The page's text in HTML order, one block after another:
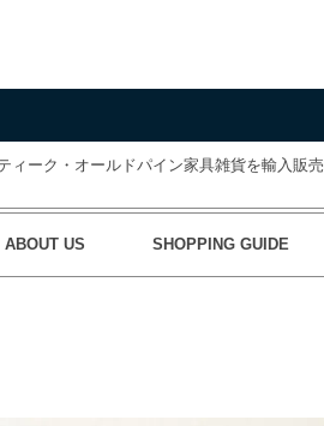
ーク・オールドパイン家具雑貨を輸入販売
ABOUT US SHOPPING GUIDE